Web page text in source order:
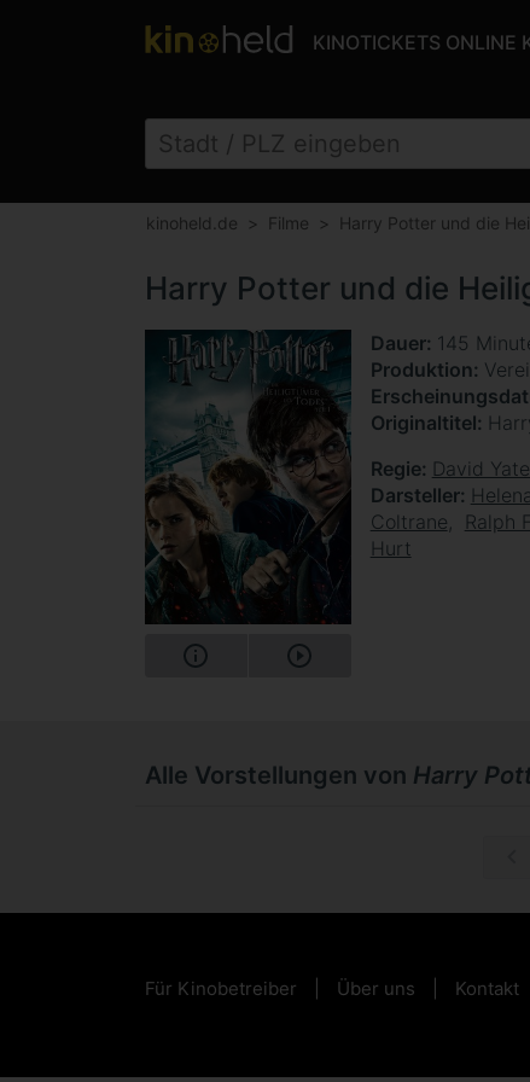
KINOTICKETS ONLINE
kinoheld.de Filme Harry Potter und die
Harry Potter und die
Dauer 145
Produktion
Originaltitel
Regie David
Darsteller
Coltrane
Ralph
Hurt
Alle Vorstellungen von Harry
Für Kinobetreiber Über uns Kontakt